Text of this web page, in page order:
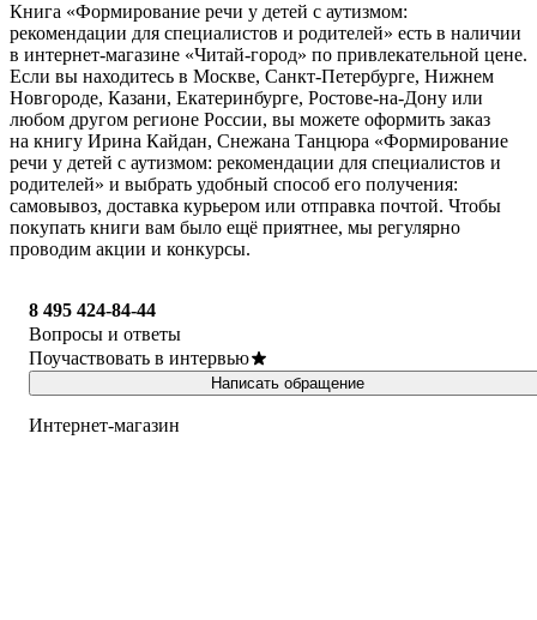
Книга «Формирование речи у детей с аутизмом:
рекомендации для специалистов и родителей» есть в наличии
в интернет-магазине «Читай-город» по привлекательной цене.
Если вы находитесь в Москве, Санкт-Петербурге, Нижнем
Новгороде, Казани, Екатеринбурге, Ростове-на-Дону или
любом другом регионе России, вы можете оформить заказ
на книгу Ирина Кайдан, Снежана Танцюра «Формирование
речи у детей с аутизмом: рекомендации для специалистов и
родителей» и выбрать удобный способ его получения:
самовывоз, доставка курьером или отправка почтой. Чтобы
покупать книги вам было ещё приятнее, мы регулярно
проводим акции и конкурсы.
8 495 424-84-44
Вопросы и ответы
Поучаствовать в интервью
Написать обращение
Интернет-магазин